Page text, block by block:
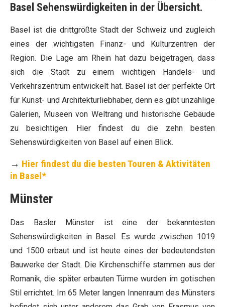
Basel Sehenswürdigkeiten in der Übersicht.
Basel ist die drittgrößte Stadt der Schweiz und zugleich
eines der wichtigsten Finanz- und Kulturzentren der
Region. Die Lage am Rhein hat dazu beigetragen, dass
sich die Stadt zu einem wichtigen Handels- und
Verkehrszentrum entwickelt hat. Basel ist der perfekte Ort
für Kunst- und Architekturliebhaber, denn es gibt unzählige
Galerien, Museen von Weltrang und historische Gebäude
zu besichtigen. Hier findest du die zehn besten
Sehenswürdigkeiten von Basel auf einen Blick.
→ Hier findest du die besten Touren & Aktivitäten
in Basel*
Münster
Das Basler Münster ist eine der bekanntesten
Sehenswürdigkeiten in Basel. Es wurde zwischen 1019
und 1500 erbaut und ist heute eines der bedeutendsten
Bauwerke der Stadt. Die Kirchenschiffe stammen aus der
Romanik, die später erbauten Türme wurden im gotischen
Stil errichtet. Im 65 Meter langen Innenraum des Münsters